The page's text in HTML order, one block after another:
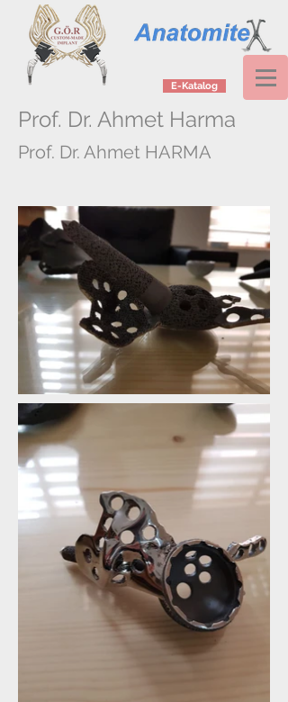
E-Katalog
Prof. Dr. Ahmet Harma
Prof. Dr. Ahmet HARMA